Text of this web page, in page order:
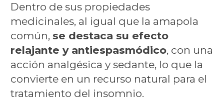
Dentro de sus propiedades
medicinales, al igual que la amapola
común, se destaca su efecto
relajante y antiespasmódico, con una
acción analgésica y sedante, lo que la
convierte en un recurso natural para el
tratamiento del insomnio.